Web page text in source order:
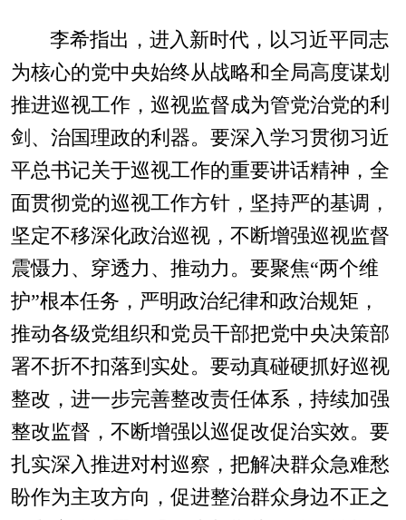
李希指出，进入新时代，以习近平同志
为核心的党中央始终从战略和全局高度谋划
推进巡视工作，巡视监督成为管党治党的利
剑、治国理政的利器。要深入学习贯彻习近
平总书记关于巡视工作的重要讲话精神，全
面贯彻党的巡视工作方针，坚持严的基调，
坚定不移深化政治巡视，不断增强巡视监督
震慑力、穿透力、推动力。要聚焦“两个维
护”根本任务，严明政治纪律和政治规矩，
推动各级党组织和党员干部把党中央决策部
署不折不扣落到实处。要动真碰硬抓好巡视
整改，进一步完善整改责任体系，持续加强
整改监督，不断增强以巡促改促治实效。要
扎实深入推进对村巡察，把解决群众急难愁
盼作为主攻方向，促进整治群众身边不正之